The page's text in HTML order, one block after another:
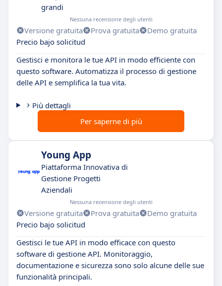
grandi
Nessuna recensione degli utenti
Versione gratuita Prova gratuita
Demo gratuita
Precio bajo solicitud
Gestisci e monitora le tue API in modo efficiente con
questo software. Automatizza il processo di gestione
delle API e semplifica la tua vita.
Più dettagli
Per saperne di più
Young App
Piattaforma Innovativa di
Gestione Progetti
Aziendali
Nessuna recensione degli utenti
Versione gratuita Prova gratuita
Demo gratuita
Precio bajo solicitud
Gestisci le tue API in modo efficace con questo
software di gestione API. Monitoraggio,
documentazione e sicurezza sono solo alcune delle sue
funzionalità principali.